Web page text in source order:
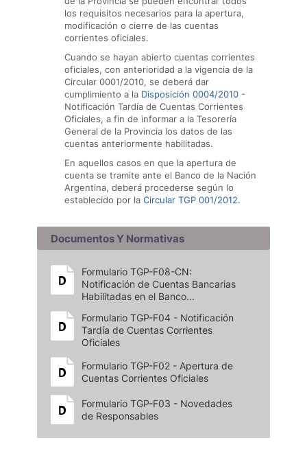
los requisitos necesarios para la apertura,
modificación o cierre de las cuentas
corrientes oficiales.
Cuando se hayan abierto cuentas corrientes
oficiales, con anterioridad a la vigencia de la
Circular 0001/2010, se deberá dar
cumplimiento a la Disposición 0004/2010 -
Notificación Tardía de Cuentas Corrientes
Oficiales, a fin de informar a la Tesorería
General de la Provincia los datos de las
cuentas anteriormente habilitadas.
En aquellos casos en que la apertura de
cuenta se tramite ante el Banco de la Nación
Argentina, deberá procederse según lo
establecido por la Circular TGP 001/2012.
Documentos Y Normativas
Formulario TGP-F08-CN:
Notificación de Cuentas Bancarias
Habilitadas en el Banco...
Formulario TGP-F04 - Notificación
Tardía de Cuentas Corrientes
Oficiales
Formulario TGP-F02 - Apertura de
Cuentas Corrientes Oficiales
Formulario TGP-F03 - Novedades
de Responsables